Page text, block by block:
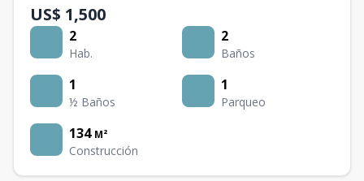
US$ 1,500
2
Hab.
2
Baños
1
½ Baños
1
Parqueo
134 M²
Construcción